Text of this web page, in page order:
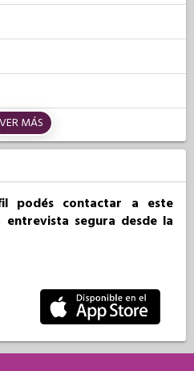
VER MÁS
podés contactar a este
segura desde la